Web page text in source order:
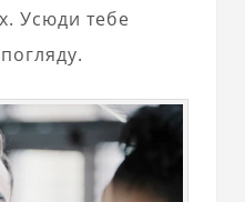
Усюди тебе